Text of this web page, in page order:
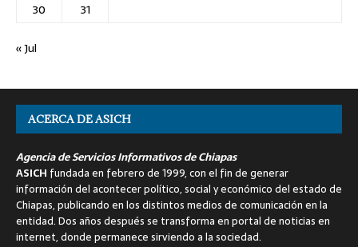
30
31
« Jul
ACERCA DE ASICH
Agencia de Servicios Informativos de Chiapas
ASICH fundada en febrero de 1999, con el fin de generar
información del acontecer político, social y económico del estado de
Chiapas, publicando en los distintos medios de comunicación en la
entidad. Dos años después se transforma en portal de noticias en
internet, donde permanece sirviendo a la sociedad.